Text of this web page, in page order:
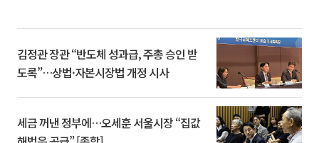
김정관 장관 “반도체 성과급, 주총 승인 받
도록”…상법·자본시장법 개정 시사
세금 꺼낸 정부에…오세훈 서울시장 “집값